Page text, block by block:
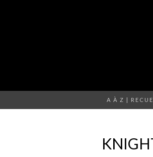
A À Z |